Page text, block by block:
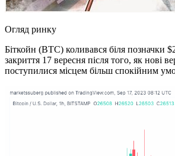
Огляд ринку
Біткойн (BTC) коливався біля позначки
закриття 17 вересня після того, як нові
поступилися місцем більш спокійним